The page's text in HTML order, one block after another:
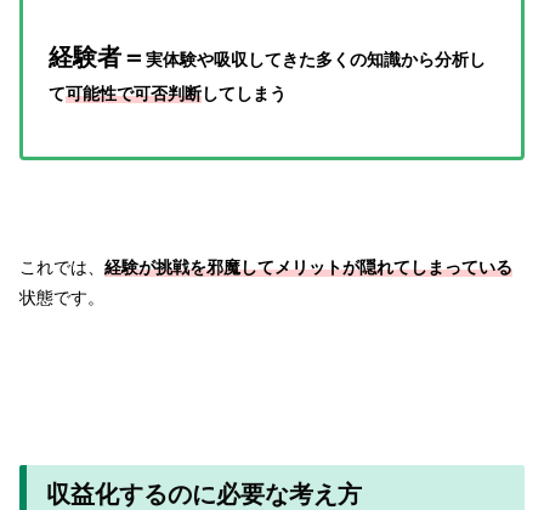
経験者＝ 実体験や吸収してきた多くの知識から分析し
て可能性で可否判断してしまう
これでは、 経験が挑戦を邪魔してメリットが隠れてしまっている
状態です。
収益化するのに必要な考え方